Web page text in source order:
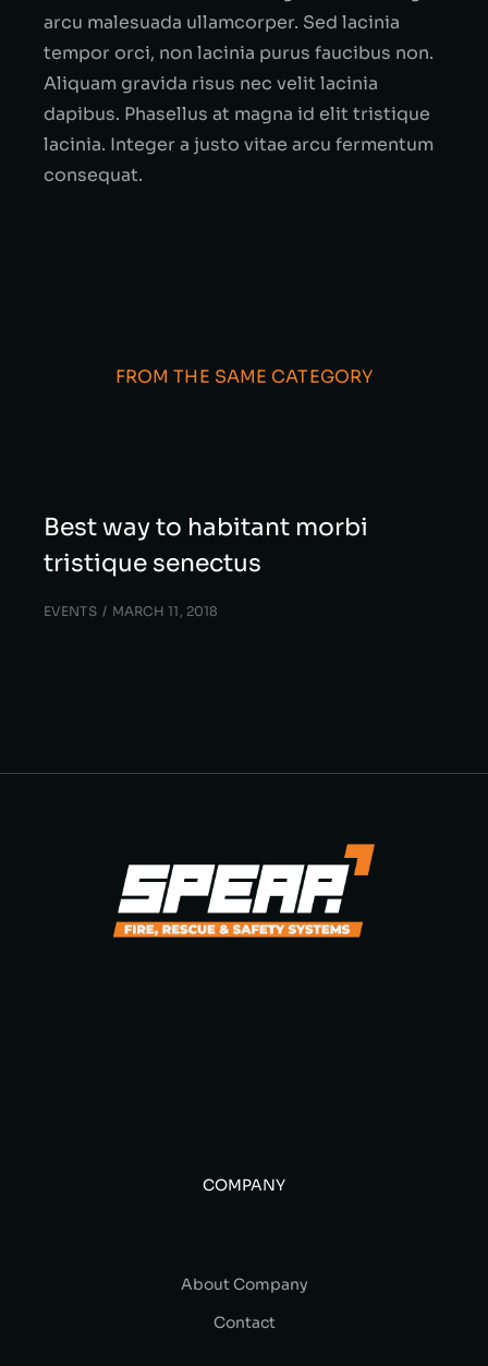
arcu malesuada ullamcorper. Sed lacinia
tempor orci, non lacinia purus faucibus non.
Aliquam gravida risus nec velit lacinia
dapibus. Phasellus at magna id elit tristique
lacinia. Integer a justo vitae arcu fermentum
consequat.
FROM THE SAME CATEGORY
Best way to habitant morbi
tristique senectus
EVENTS MARCH 11, 2018
COMPANY
About Company
Contact